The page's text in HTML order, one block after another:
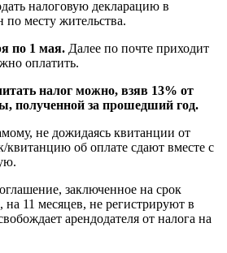
налоговую декларацию в
по месту жительства.
по 1 мая. Далее по почте приходит
оплатить.
налог можно, взяв 13% от
полученной за прошедший год.
не дожидаясь квитанции от
квитанцию об оплате сдают вместе с
заключенное на срок
11 месяцев, не регистрируют в
арендодателя от налога на